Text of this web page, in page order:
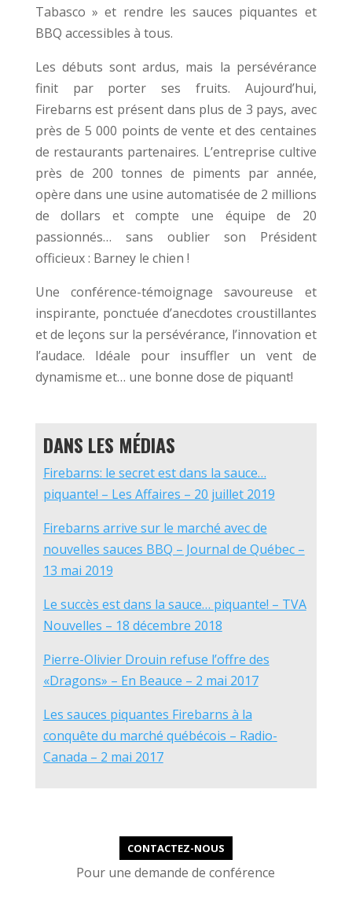
Tabasco » et rendre les sauces piquantes et
BBQ accessibles à tous.
Les débuts sont ardus, mais la persévérance
finit par porter ses fruits. Aujourd’hui,
Firebarns est présent dans plus de 3 pays, avec
près de 5 000 points de vente et des centaines
de restaurants partenaires. L’entreprise cultive
près de 200 tonnes de piments par année,
opère dans une usine automatisée de 2 millions
de dollars et compte une équipe de 20
passionnés… sans oublier son Président
officieux : Barney le chien !
Une conférence-témoignage savoureuse et
inspirante, ponctuée d’anecdotes croustillantes
et de leçons sur la persévérance, l’innovation et
l’audace. Idéale pour insuffler un vent de
dynamisme et… une bonne dose de piquant!
DANS LES MÉDIAS
Firebarns: le secret est dans la sauce…
piquante! – Les Affaires – 20 juillet 2019
Firebarns arrive sur le marché avec de
nouvelles sauces BBQ – Journal de Québec –
13 mai 2019
Le succès est dans la sauce… piquante! – TVA
Nouvelles – 18 décembre 2018
Pierre-Olivier Drouin refuse l’offre des
«Dragons» – En Beauce – 2 mai 2017
Les sauces piquantes Firebarns à la
conquête du marché québécois – Radio-
Canada – 2 mai 2017
CONTACTEZ-NOUS
Pour une demande de conférence